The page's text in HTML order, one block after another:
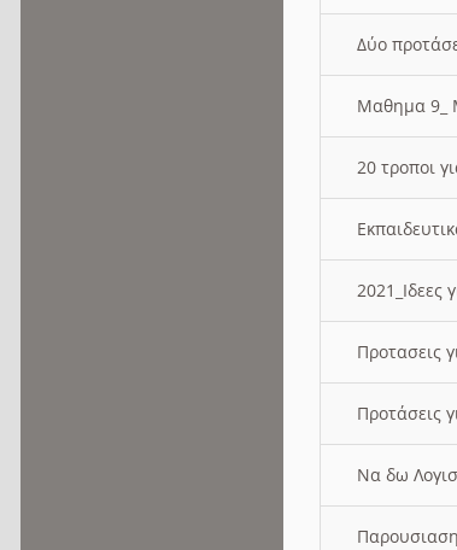
Δύο
Μαθημα 9_
20 τροποι
2021_Ιδεες
Προτασεις
Προτάσεις
Να δω